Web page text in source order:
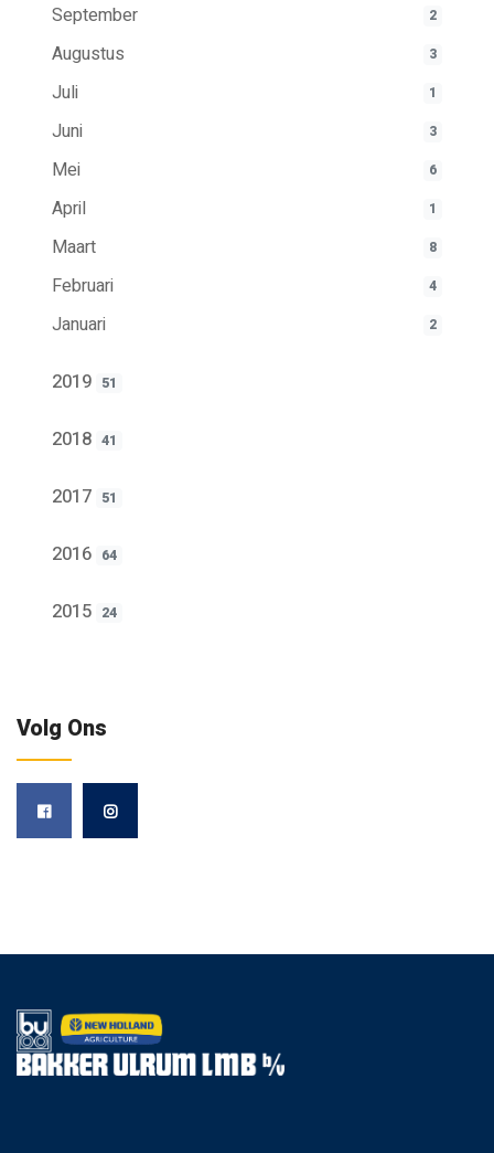
September 2
Augustus 3
Juli 1
Juni 3
Mei 6
April 1
Maart 8
Februari 4
Januari 2
2019 51
2018 41
2017 51
2016 64
2015 24
Volg Ons